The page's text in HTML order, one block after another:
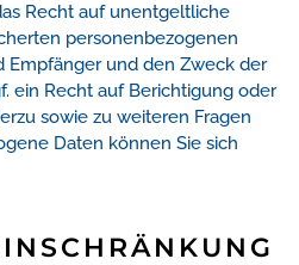
Recht auf unentgeltliche
personenbezogenen
Empfänger und den Zweck der
ein Recht auf Berichtigung oder
sowie zu weiteren Fragen
Daten können Sie sich